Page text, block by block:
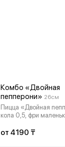
Комбо «Двойная
пепперони» 26см
Пицца «Двойная
кола 0,5, фри
кола 1л, фри большая,
от 4190 ₸